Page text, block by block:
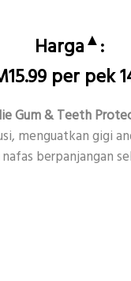
Harga▲:
per pek
Gum & Teeth
menguatkan gigi
berpanjangan